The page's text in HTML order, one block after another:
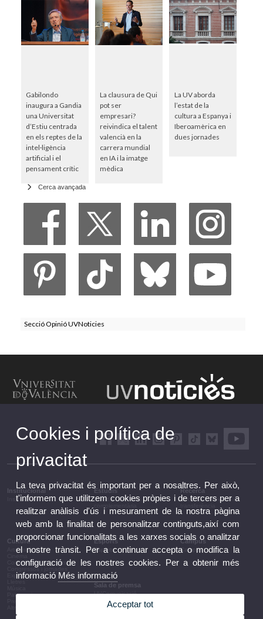
Gabilondo
inaugura a Gandia
una Universitat
d’Estiu centrada
en els reptes de la
intel·ligència
artificial i el
pensament crític
La clausura de Qui
pot ser
empresari?
reivindica el talent
valencià en la
carrera mundial
en IA i la imatge
mèdica
La UV aborda
l’estat de la
cultura a Espanya i
Iberoamèrica en
dues jornades
Cerca avançada
Secció Opinió UVNoticies
Institucional
Institucional
Estudis
Estudis i formació
Recerca
Recerca, innovació i
Cultura
Arts escèniques
Conferències i debats
Congressos i jornades
Exposicions
Patrimoni
Esports
Esports
Campus
Campus
Sala de premsa
UVComunicació
Notes de premsa
Agenda de govern
Cookies i política de
privacitat
La teva privacitat és important per a nosaltres. Per això,
t'informem que utilitzem cookies pròpies i de tercers per a
realitzar anàlisis d'ús i mesurament de la nostra pàgina
web amb la finalitat de personalitzar continguts,així com
proporcionar funcionalitats a les xarxes socials o analitzar
el nostre trànsit. Per a continuar accepta o modifica la
configuració de les nostres cookies. Per a obtenir més
informació Més informació
Acceptar tot